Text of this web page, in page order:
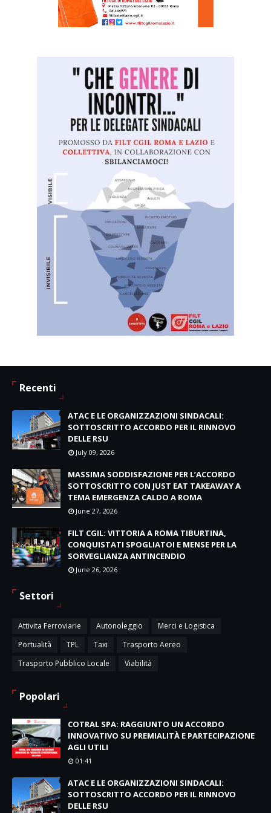
Recenti
ATAC E LE ORGANIZZAZIONI SINDACALI:
SOTTOSCRITTO ACCORDO PER IL RINNOVO
DELLE RSU
July 09, 2026
MASSIMA SODDISFAZIONE PER L’ACCORDO
SOTTOSCRITTO CON JUST EAT TAKEAWAY A
TEMA EMERGENZA CALDO A ROMA
June 27, 2026
FILT CGIL: VITTORIA A ROMA TIBURTINA,
CONQUISTATI SPOGLIATOI E MENSE PER LA
SORVEGLIANZA ANTINCENDIO
June 26, 2026
Settori
Attivita Ferroviarie Autonoleggio
Merci e Logistica
Portualità
TPL Taxi
Trasporto Aereo
Trasporto Pubblico Locale
Viabilità
Popolari
COTRAL SPA: RAGGIUNTO UN ACCORDO
INNOVATIVO SU PREMIALITÀ E PARTECIPAZIONE
AGLI UTILI
01:41
ATAC E LE ORGANIZZAZIONI SINDACALI:
SOTTOSCRITTO ACCORDO PER IL RINNOVO
DELLE RSU